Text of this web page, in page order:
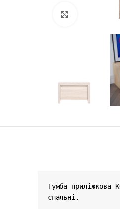
Натисніть,
Тумба приліжкова
спальні.